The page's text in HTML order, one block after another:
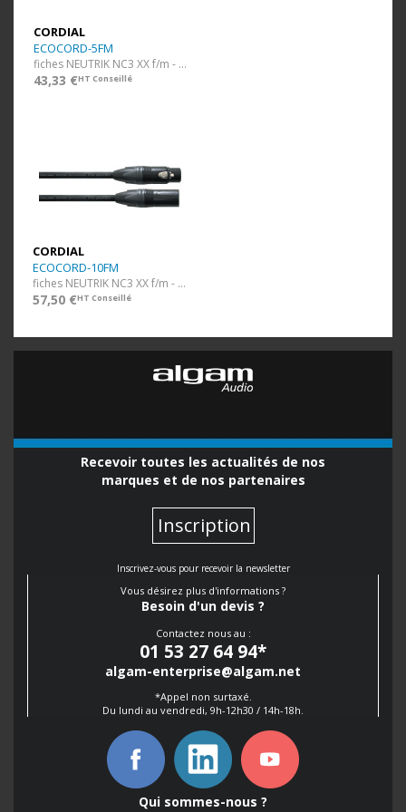
CORDIAL
ECOCORD-5FM
fiches NEUTRIK NC3 XX f/m - 5m
43,33 €HT Conseillé
CORDIAL
ECOCORD-10FM
fiches NEUTRIK NC3 XX f/m - 10m
57,50 €HT Conseillé
Recevoir toutes les actualités de nos
marques et de nos partenaires
Inscription
Inscrivez-vous pour recevoir la newsletter
Vous désirez plus d'informations ?
Besoin d'un devis ?
Contactez nous au :
01 53 27 64 94*
algam-enterprise@algam.net
*Appel non surtaxé.
Du lundi au vendredi, 9h-12h30 / 14h-18h.
Qui sommes-nous ?